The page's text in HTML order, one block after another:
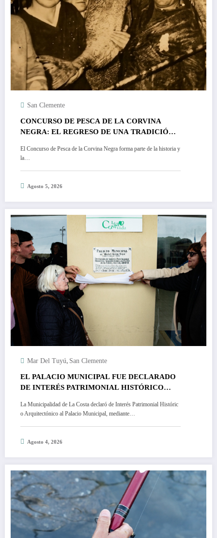
San Clemente
CONCURSO DE PESCA DE LA CORVINA
NEGRA: EL REGRESO DE UNA TRADICIÓN
El Concurso de Pesca de la Corvina Negra forma parte de la historia y
la…
Agosto 5, 2026
Mar Del Tuyú, San Clemente
EL PALACIO MUNICIPAL FUE DECLARADO
DE INTERÉS PATRIMONIAL HISTÓRICO
La Municipalidad de La Costa declaró de Interés Patrimonial Históric
o Arquitectónico al Palacio Municipal, mediante…
Agosto 4, 2026